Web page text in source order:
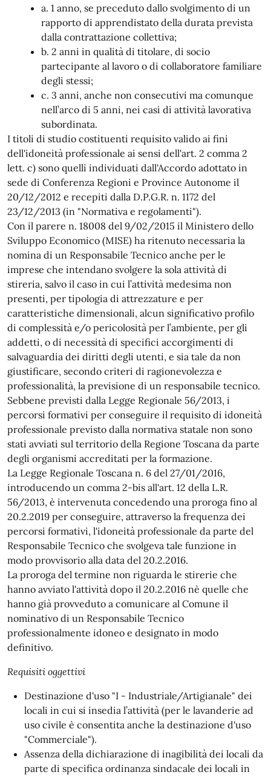
a. 1 anno, se preceduto dallo svolgimento di un
rapporto di apprendistato della durata prevista
dalla contrattazione collettiva;
b. 2 anni in qualità di titolare, di socio
partecipante al lavoro o di collaboratore familiare
degli stessi;
c. 3 anni, anche non consecutivi ma comunque
nell’arco di 5 anni, nei casi di attività lavorativa
subordinata.
I titoli di studio costituenti requisito valido ai fini
dell'idoneità professionale ai sensi dell'art. 2 comma 2
lett. c) sono quelli individuati dall'Accordo adottato in
sede di Conferenza Regioni e Province Autonome il
20/12/2012 e recepiti dalla D.P.G.R. n. 1172 del
23/12/2013 (in "Normativa e regolamenti").
Con il parere n. 18008 del 9/02/2015 il Ministero dello
Sviluppo Economico (MISE) ha ritenuto necessaria la
nomina di un Responsabile Tecnico anche per le
imprese che intendano svolgere la sola attività di
stireria, salvo il caso in cui l’attività medesima non
presenti, per tipologia di attrezzature e per
caratteristiche dimensionali, alcun significativo profilo
di complessità e/o pericolosità per l’ambiente, per gli
addetti, o di necessità di specifici accorgimenti di
salvaguardia dei diritti degli utenti, e sia tale da non
giustificare, secondo criteri di ragionevolezza e
professionalità, la previsione di un responsabile tecnico.
Sebbene previsti dalla Legge Regionale 56/2013, i
percorsi formativi per conseguire il requisito di idoneità
professionale previsto dalla normativa statale non sono
stati avviati sul territorio della Regione Toscana da parte
degli organismi accreditati per la formazione.
La Legge Regionale Toscana n. 6 del 27/01/2016,
introducendo un comma 2-bis all'art. 12 della L.R.
56/2013, è intervenuta concedendo una proroga fino al
20.2.2019 per conseguire, attraverso la frequenza dei
percorsi formativi, l'idoneità professionale da parte del
Responsabile Tecnico che svolgeva tale funzione in
modo provvisorio alla data del 20.2.2016.
La proroga del termine non riguarda le stirerie che
hanno avviato l'attività dopo il 20.2.2016 nè quelle che
hanno già provveduto a comunicare al Comune il
nominativo di un Responsabile Tecnico
professionalmente idoneo e designato in modo
definitivo.
Requisiti oggettivi
Destinazione d'uso "I - Industriale/Artigianale" dei
locali in cui si insedia l’attività (per le lavanderie ad
uso civile è consentita anche la destinazione d'uso
"Commerciale").
Assenza della dichiarazione di inagibilità dei locali da
parte di specifica ordinanza sindacale dei locali in